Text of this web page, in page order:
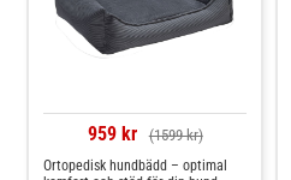
959 kr (1599 kr)
Ortopedisk hundbädd – optimal